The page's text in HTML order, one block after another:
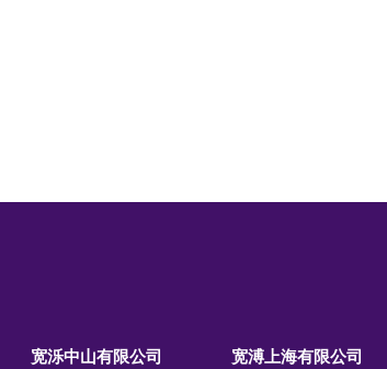
宽泺中山有限公司
​宽溥上海有限公司